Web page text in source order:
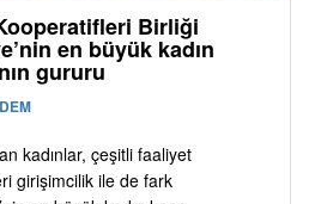
Birliği
en büyük kadın
gururu
kadınlar, çeşitli faaliyet
girişimcilik ile de fark